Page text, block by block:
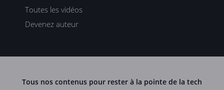
Toutes les vidéos
Devenez auteur
Tous nos contenus pour rester à la pointe de la tech